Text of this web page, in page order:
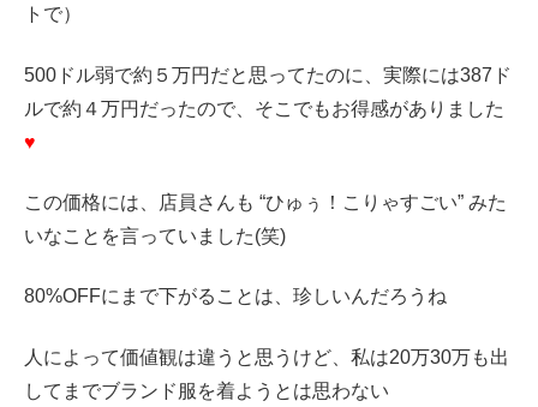
トで）
500ドル弱で約５万円だと思ってたのに、実際には387ド
ルで約４万円だったので、そこでもお得感がありました
♥
この価格には、店員さんも “ひゅぅ！こりゃすごい” みた
いなことを言っていました(笑)
80%OFFにまで下がることは、珍しいんだろうね
人によって価値観は違うと思うけど、私は20万30万も出
してまでブランド服を着ようとは思わない